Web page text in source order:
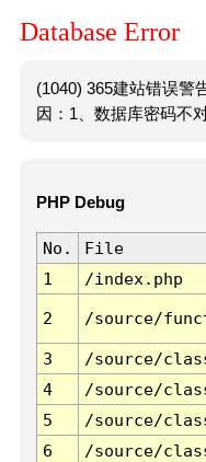
Database Error
(1040) 365建站错误警
因：1、数据库密码不
PHP Debug
No. File
1
/index.php
2 /source/
3 /source/
4
/source/
5
/source/
6
/source/